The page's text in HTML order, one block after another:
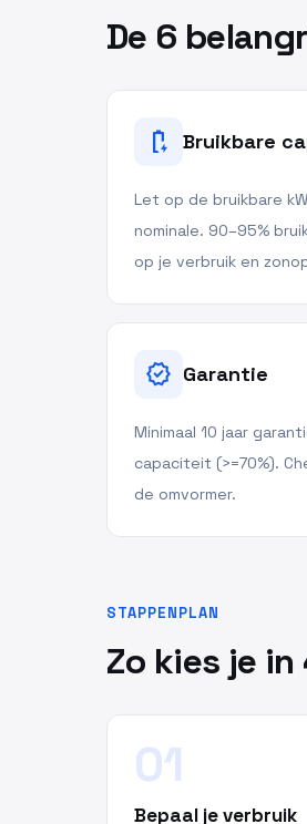
De 6
battery_charging_full Bruikbare
Let op de bruikbare
nominale. 90–95%
op je verbruik en
verified Garantie
Minimaal 10 jaar
capaciteit (>=70%).
de omvormer.
STAPPENPLAN
Zo kies je
01
Bepaal je verbruik